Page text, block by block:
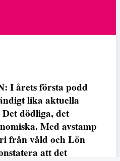
I årets första podd
lika aktuella
dödliga, det
Med avstamp
från våld och Lön
att det